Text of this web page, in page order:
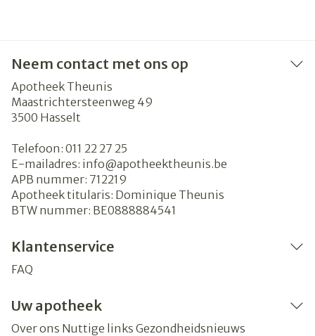
Neem contact met ons op
Apotheek Theunis
Maastrichtersteenweg 49
3500 Hasselt
Telefoon: 011 22 27 25
E-mailadres: info@apotheektheunis.be
APB nummer: 712219
Apotheek titularis: Dominique Theunis
BTW nummer: BE0888884541
Klantenservice
FAQ
Uw apotheek
Over ons Nuttige links Gezondheidsnieuws